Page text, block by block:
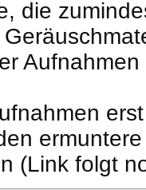
die
(Link folgt